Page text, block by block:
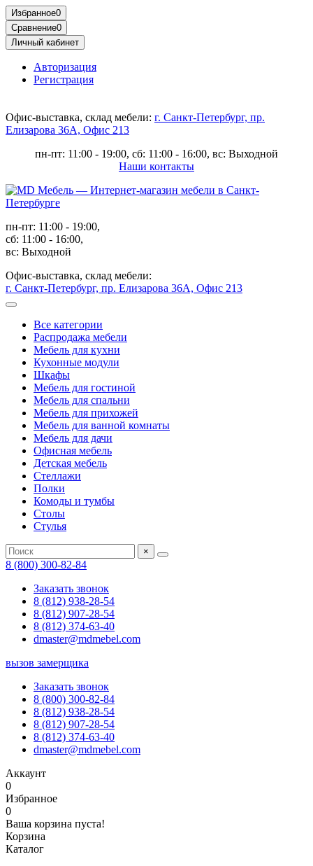
Избранное0
Сравнение0
Личный кабинет
Авторизация
Регистрация
Офис-выставка, склад мебели: г. Санкт-Петербург, пр.
Елизарова 36А, Офис 213
пн-пт: 11:00 - 19:00, сб: 11:00 - 16:00, вс: Выходной
Наши контакты
пн-пт: 11:00 - 19:00,
сб: 11:00 - 16:00,
вс: Выходной
Офис-выставка, склад мебели:
г. Санкт-Петербург, пр. Елизарова 36А, Офис 213
Все категории
Распродажа мебели
Мебель для кухни
Кухонные модули
Шкафы
Мебель для гостиной
Мебель для спальни
Мебель для прихожей
Мебель для ванной комнаты
Мебель для дачи
Офисная мебель
Детская мебель
Стеллажи
Полки
Комоды и тумбы
Столы
Стулья
×
8 (800) 300-82-84
Заказать звонок
8 (812) 938-28-54
8 (812) 907-28-54
8 (812) 374-63-40
dmaster@mdmebel.com
вызов замерщика
Заказать звонок
8 (800) 300-82-84
8 (812) 938-28-54
8 (812) 907-28-54
8 (812) 374-63-40
dmaster@mdmebel.com
Аккаунт
0
Избранное
0
Ваша корзина пуста!
Корзина
Каталог